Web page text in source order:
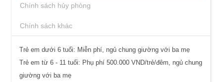
Chính sách hủy phòng
Chính sách khác
Trẻ em dưới 6 tuổi: Miễn phí, ngủ chung giường với ba mẹ
Trẻ em từ 6 - 11 tuổi: Phụ phí 500.000 VND/trẻ/đêm, ngủ chung
giường với ba mẹ